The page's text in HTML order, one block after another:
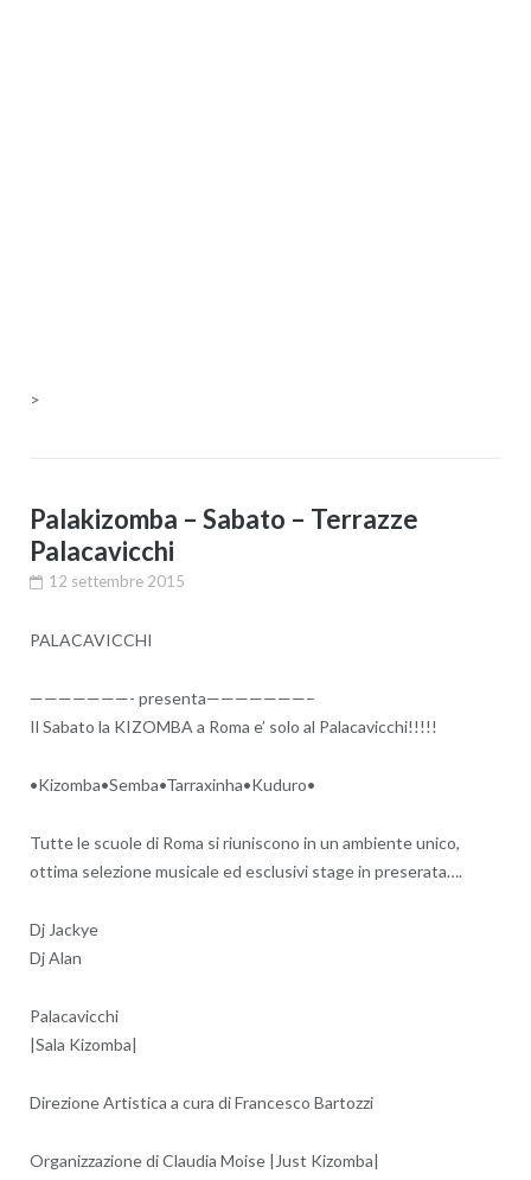
>
Palakizomba – Sabato – Terrazze
Palacavicchi
12 settembre 2015
PALACAVICCHI
———————- presenta———————–
Il Sabato la KIZOMBA a Roma e’ solo al Palacavicchi!!!!!
•Kizomba•Semba•Tarraxinha•Kuduro•
Tutte le scuole di Roma si riuniscono in un ambiente unico,
ottima selezione musicale ed esclusivi stage in preserata….
Dj Jackye
Dj Alan
Palacavicchi
|Sala Kizomba|
Direzione Artistica a cura di Francesco Bartozzi
Organizzazione di Claudia Moise |Just Kizomba|